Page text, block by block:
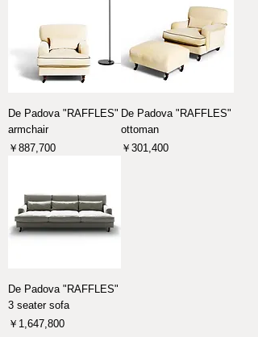
De Padova "RAFFLES"
armchair
価格
￥887,700
De Padova "RAFFLES"
ottoman
価格
￥301,400
De Padova "RAFFLES"
3 seater sofa
価格
￥1,647,800